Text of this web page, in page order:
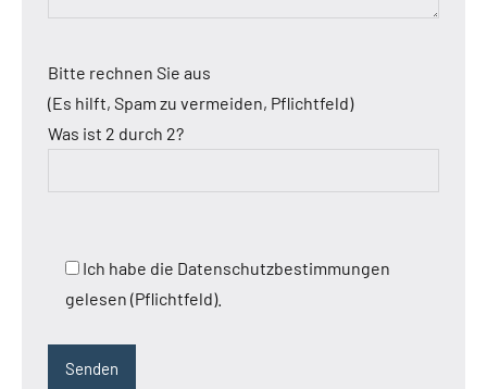
Bitte rechnen Sie aus
(Es hilft, Spam zu vermeiden, Pflichtfeld)
Was ist 2 durch 2?
Ich habe die Datenschutzbestimmungen
gelesen (Pflichtfeld).